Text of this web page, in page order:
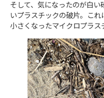
そして、気になったのが白
いプラスチックの破片。こ
小さくなったマイクロプラス